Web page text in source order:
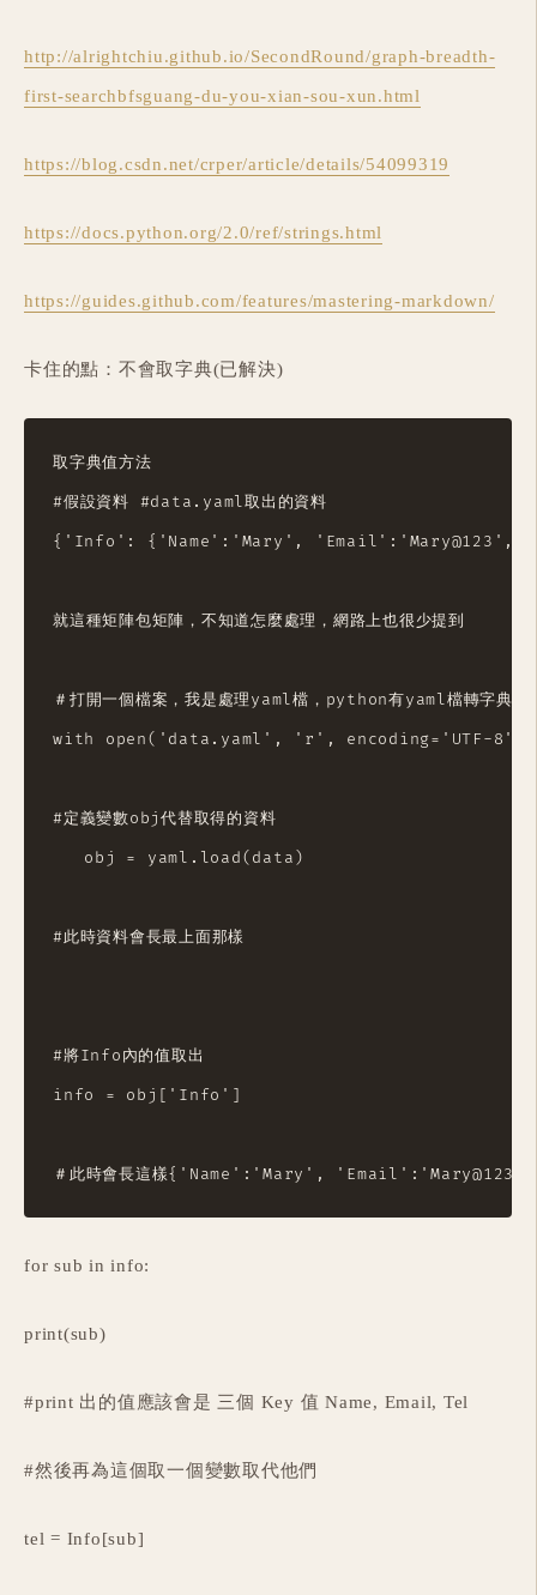
http://alrightchiu.github.io/SecondRound/graph-breadth-
first-searchbfsguang-du-you-xian-sou-xun.html
https://blog.csdn.net/crper/article/details/54099319
https://docs.python.org/2.0/ref/strings.html
https://guides.github.com/features/mastering-markdown/
卡住的點：不會取字典(已解決)
取字典值方法
#假設資料 #data.yaml取出的資料
{'Info': {'Name':'Mary',
就這種矩陣包矩陣，不知道怎麼處理，網路上也很少提到
＃打開一個檔案，我是處理yaml檔，python有yaml檔轉字典的
with open('data.yaml', 'r', encoding='UTF-8')
#定義變數obj代替取得的資料
   obj = yaml.load(data)
#此時資料會長最上面那樣
#將Info內的值取出
info = obj['Info']
for sub in info:
print(sub)
#print 出的值應該會是 三個 Key 值 Name, Email, Tel
#然後再為這個取一個變數取代他們
tel = Info[sub]